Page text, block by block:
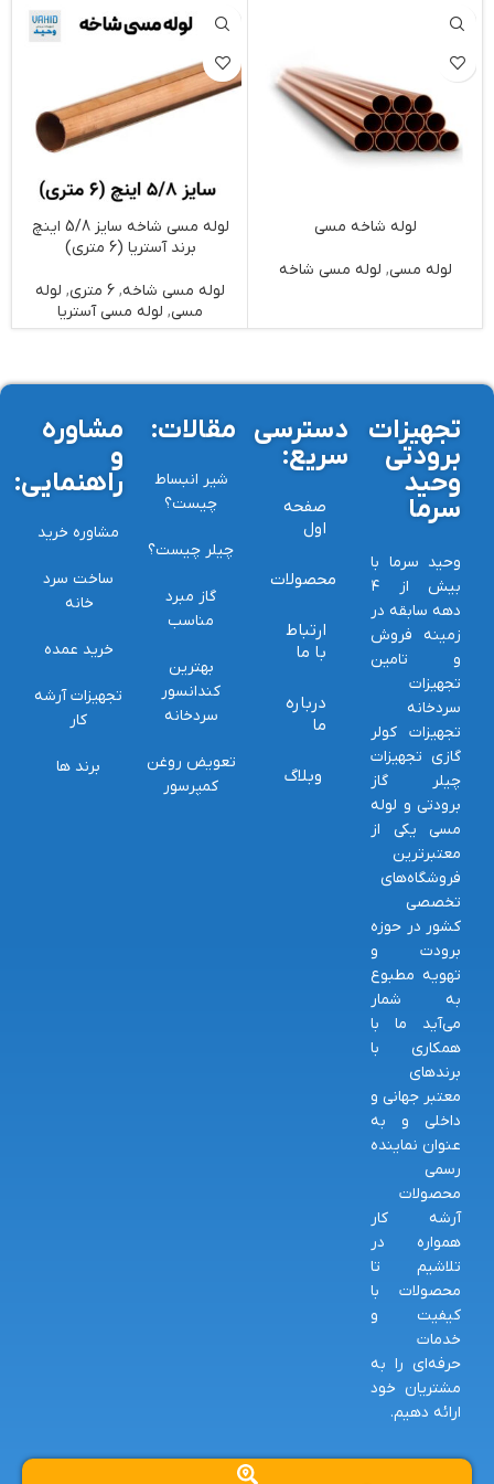
لوله شاخه مسی
لوله مسی, لوله مسی شاخه
لوله مسی شاخه سایز 5/8 اینچ
برند آستریا (6 متری)
لوله مسی شاخه, 6 متری , لوله
مسی, لوله مسی آستریا
تجهیزات
برودتی
وحید
سرما
وحید سرما با
بیش از ۴
دهه سابقه در
زمینه فروش
و تامین
تجهیزات
سردخانه
تجهیزات کولر
گازی تجهیزات
چیلر گاز
برودتی و لوله
مسی یکی از
معتبرترین
فروشگاه‌های
تخصصی
کشور در حوزه
برودت و
تهویه مطبوع
به شمار
می‌آید ما با
همکاری با
برندهای
معتبر جهانی و
داخلی و به
عنوان نماینده
رسمی
محصولات
آرشه کار
همواره در
تلاشیم تا
محصولات با
کیفیت و
خدمات
حرفه‌ای را به
مشتریان خود
ارائه دهیم.
دسترسی
سریع:
صفحه
اول
محصولات
ارتباط
با ما
درباره
ما
وبلاگ
مقالات:
شیر انبساط
چیست؟
چیلر چیست؟
گاز مبرد
مناسب
بهترین
کندانسور
سردخانه
تعویض روغن
کمپرسور
مشاوره
و
راهنمایی:
مشاوره خرید
ساخت سرد
خانه
خرید عمده
تجهیزات آرشه
کار
برند ها